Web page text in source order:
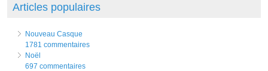
Articles populaires
Nouveau Casque
1781 commentaires
Noël
697 commentaires